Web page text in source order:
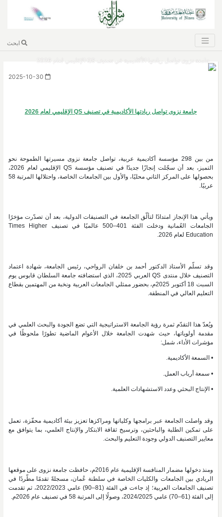
ابحث
جامعة نزوى تواصل ريادتها الأكاديمية في تصنيف QS الإقليمي لعام 2026
جامعة نزوى تواصل ريادتها الأكاديمية في تصنيف QS الإقليمي لعام 2026
من بين 298 مؤسسة أكاديمية عربية، تواصل جامعة نزوى مسيرتها الطموحة نحو
التميز، بعد أن سجّلت إنجازًا جديدًا في تصنيف مؤسسة QS الإقليمي لعام 2026،
بحصولها على المركز الثاني محليًا، والأول بين الجامعات الخاصة، واحتلالها المرتبة 58
عربيًا.
ويأتي هذا الإنجاز امتدادًا لتألّق الجامعة في التصنيفات الدولية، بعد أن تصدّرت مؤخرًا
الجامعات العُمانية ودخلت الفئة 401–500 عالميًا في تصنيف Times Higher
Education لعام 2026.
وقد تسلّم الأستاذ الدكتور أحمد بن خلفان الرواحي، رئيس الجامعة، شهادة اعتماد
التصنيف خلال منتدى QS العربي 2025، الذي استضافته جامعة السلطان قابوس يوم
السبت 18 أكتوبر 2025م، بحضور ممثلي الجامعات العربية ونخبة من المهتمين بقطاع
التعليم العالي في المنطقة.
ويُعدّ هذا التقدّم ثمرة رؤية الجامعة الاستراتيجية التي تضع الجودة والبحث العلمي في
مقدمة أولوياتها، حيث شهدت الجامعة خلال الأعوام الماضية تطورًا ملحوظًا في
مؤشرات الأداء، شمل:
• السمعة الأكاديمية.
• سمعة أرباب العمل.
• الإنتاج البحثي وعدد الاستشهادات العلمية.
وقد واصلت الجامعة عبر برامجها وكلياتها ومراكزها تعزيز بيئة أكاديمية محفّزة، تعمل
على تمكين الطلبة والباحثين، وترسيخ ثقافة الابتكار والإنتاج العلمي، بما يتوافق مع
معايير التصنيف الدولي وجودة التعليم والبحث.
ومنذ دخولها مضمار المنافسة الإقليمية عام 2016م، حافظت جامعة نزوى على موقعها
الريادي بين الجامعات والكليات الخاصة في سلطنة عُمان، مسجلةً تقدمًا مطّردًا في
تصنيف الجامعات العربية؛ إذ جاءت في الفئة (81–90) عامي 2022/2023، ثم تقدمت
إلى الفئة (61–70) عامي 2024/2025، وصولًا إلى المرتبة 58 في تصنيف عام 2026م.